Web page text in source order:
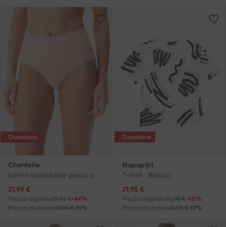
Occasione
Chantelle
Intimo modellante pezzo sotto · Rosa
Prezzo attuale
21,99 €
Prezzo regolare39,95 €-44%
Prezzo più basso24,95 €-11%
Occasione
Napapijri
T-shirt · Bianco
Prezzo attuale
21,95 €
Prezzo regolare39,95 €-45%
Prezzo più basso24,95 €-12%